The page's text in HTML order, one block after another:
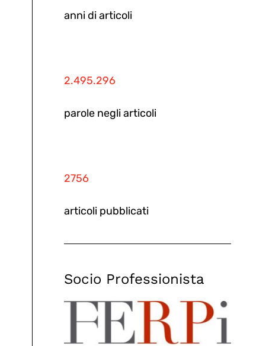
anni di articoli
2.495.296
parole negli articoli
2756
articoli pubblicati
Socio Professionista